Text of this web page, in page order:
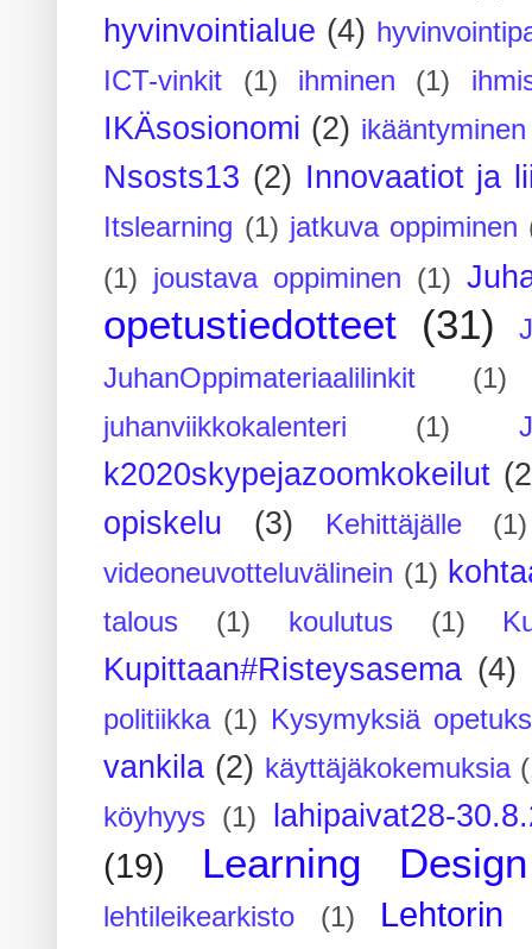
hyvinvointialue (4)
ICT-vinkit
(1) ihminen (1)
IKÄsosionomi (2) ikääntyminen
Nsosts13 (2) Innovaatiot ja
Itslearning (1) jatkuva oppiminen
(1) joustava oppiminen (1)
opetustiedotteet (31)
JuhanOppimateriaalilinkit
(1)
juhanviikkokalenteri
(1)
k2020skypejazoomkokeilut
opiskelu
(3) Kehittäjälle
(1)
videoneuvotteluvälinein (1)
talous (1) koulutus (1)
Kupittaan#Risteysasema (4)
politiikka (1) Kysymyksiä
vankila (2) käyttäjäkokemuksia
köyhyys
(1) lahipaivat28-
(19) Learning Design
lehtileikearkisto (1) Lehtorin